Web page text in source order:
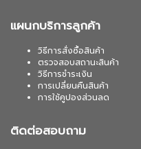
แผนกบริการลูกค้า
วิธีการสั่งซื้อสินค้า
ตรวจสอบสถานะสินค้า
วิธีการชำระเงิน
การเปลี่ยนคืนสินค้า
การใช้คูปองส่วนลด
ติดต่อสอบถาม